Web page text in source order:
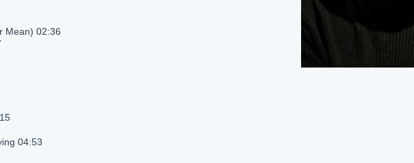
Mean) 02:36
04:53